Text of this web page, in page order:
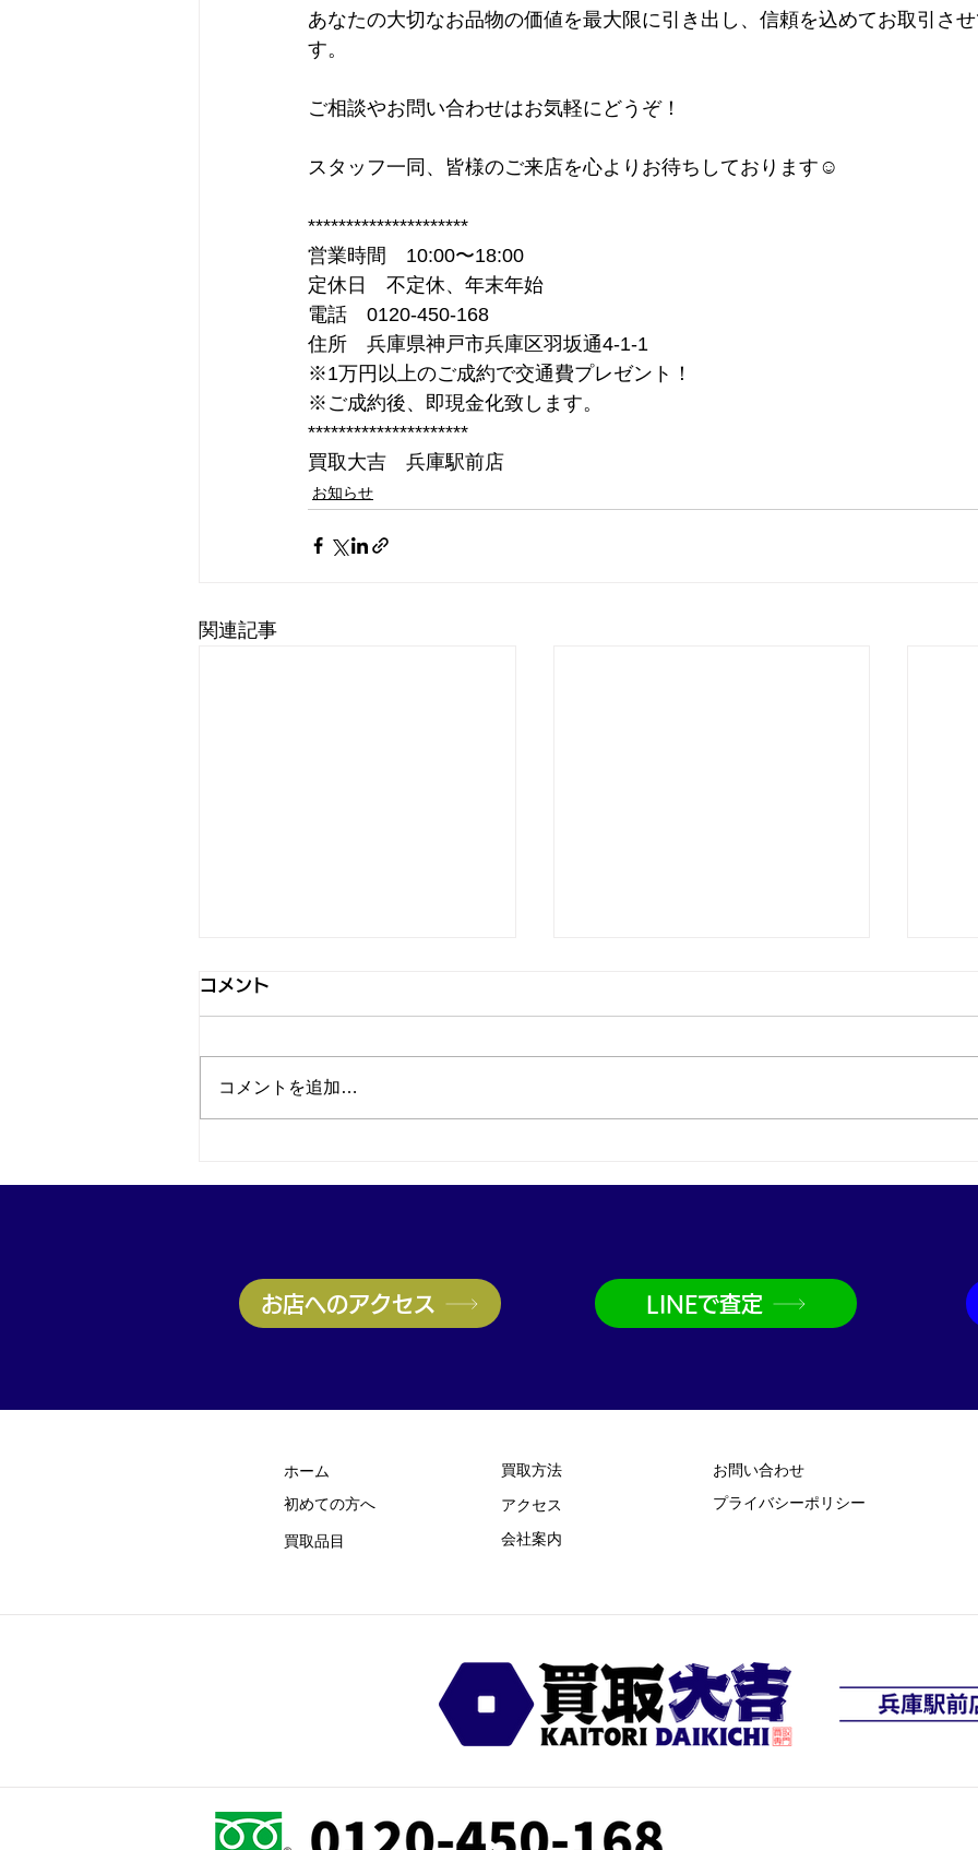
あなたの大切なお品物の価値を最大限に引き出し、信頼を込めてお取引さ
す。
ご相談やお問い合わせはお気軽にどうぞ！
スタッフ一同、皆様のご来店を心よりお待ちしております☺
*********************
営業時間　10:00〜18:00
定休日　不定休、年末年始
電話　0120-450-168
住所　兵庫県神戸市兵庫区羽坂通4-1-1
※1万円以上のご成約で交通費プレゼント！
※ご成約後、即現金化致します。
*********************
買取大吉　兵庫駅前店
お知らせ
関連記事
コメント
コメントを追加…
お店へのアクセス LINEで査定
ホーム
初めての方​へ
買取品目
買取方法
​アクセス
お問い合わせ
プライバシーポリシー
​会社案内